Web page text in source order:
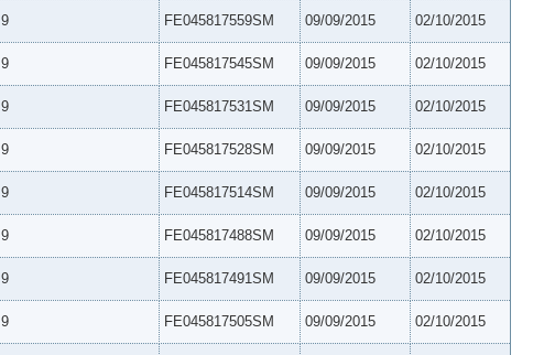
9 FE045817559SM 09/09/2015 02/10/2015
9 FE045817545SM 09/09/2015 02/10/2015
9 FE045817531SM 09/09/2015 02/10/2015
9 FE045817528SM 09/09/2015 02/10/2015
9 FE045817514SM 09/09/2015 02/10/2015
9 FE045817488SM 09/09/2015 02/10/2015
9 FE045817491SM 09/09/2015 02/10/2015
9 FE045817505SM 09/09/2015 02/10/2015